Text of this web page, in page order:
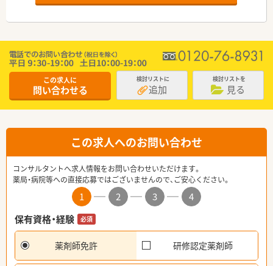
この求人に
問い合わせる
検討リストに
追加
検討リストを
見る
この求人へのお問い合わせ
コンサルタントへ求人情報をお問い合わせいただけます。
薬局・病院等への直接応募ではございませんので、ご安心ください。
1 2 3
4
保有資格・経験
必須
薬剤師免許 研修認定薬剤師